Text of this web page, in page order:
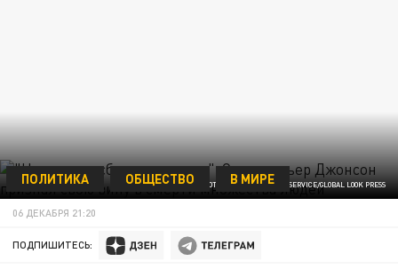
ФОТО: MFA RUSSIA PRESS SERVICE/GLOBAL LOOK PRESS
ПОЛИТИКА ОБЩЕСТВО В МИРЕ
06 ДЕКАБРЯ 21:20
ПОДПИШИТЕСЬ: